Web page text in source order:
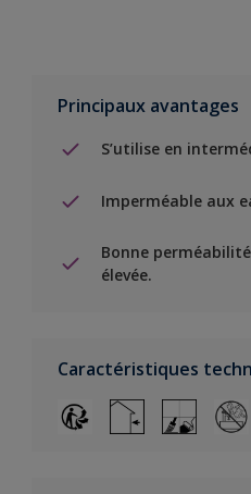
Principaux avantages
S’utilise en
Imperméable aux
Bonne
élevée.
Caractéristiques